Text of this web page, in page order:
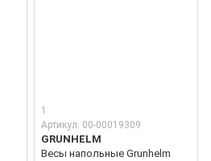
1
Артикул: 00-00019309
GRUNHELM
Весы напольные Grunhelm